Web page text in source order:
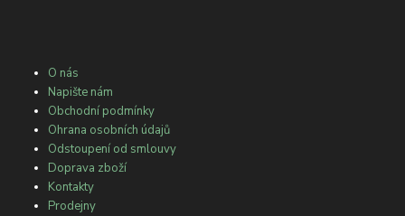
O nás
Napište nám
Obchodní podmínky
Ohrana osobních údajů
Odstoupení od smlouvy
Doprava zboží
Kontakty
Prodejny